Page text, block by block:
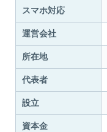
スマホ対応
運営会社
所在地
代表者
設立
資本金